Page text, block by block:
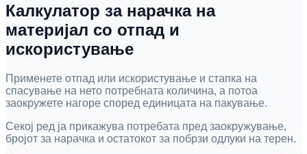
Калкулатор за нарачка на
материјал со отпад и
искористување
Применете отпад или искористување и стапка на
спасување на нето потребната количина, а потоа
заокружете нагоре според единицата на пакување.
Секој ред ја прикажува потребата пред заокружување,
бројот за нарачка и остатокот за побрзи одлуки на терен.